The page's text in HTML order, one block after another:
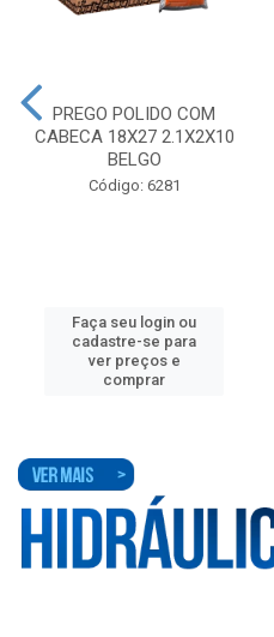
PREGO POLIDO COM
CABECA 18X27 2.1X2X10
BELGO
Código: 6281
Faça seu login ou
cadastre-se para
ver preços e
comprar